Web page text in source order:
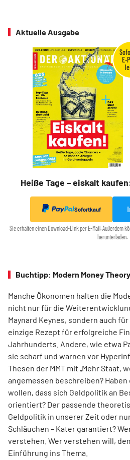
Aktuelle Ausgabe
Heiße Tage – eiskalt
Sofortkauf
Sie erhalten einen Download-Link per E-Mail. Außerdem
herunterladen.
Buchtipp: Modern Money Theory
Manche Ökonomen halten die
nicht nur für die
Maynard Keynes, sondern auch
einzige Rezept für erfolgreiche
Jahrhunderts. Andere, wie etwa
sie scharf und warnen vor
Thesen der MMT mit „Mehr Staat,
angemessen beschreiben?
wollen, dass sich Geldpolitik an
orientiert? Der passende
Geldpolitik in unserer Zeit oder
Schläuchen – Kater garantiert?
verstehen. Wer verstehen will,
Einführung ins Thema.